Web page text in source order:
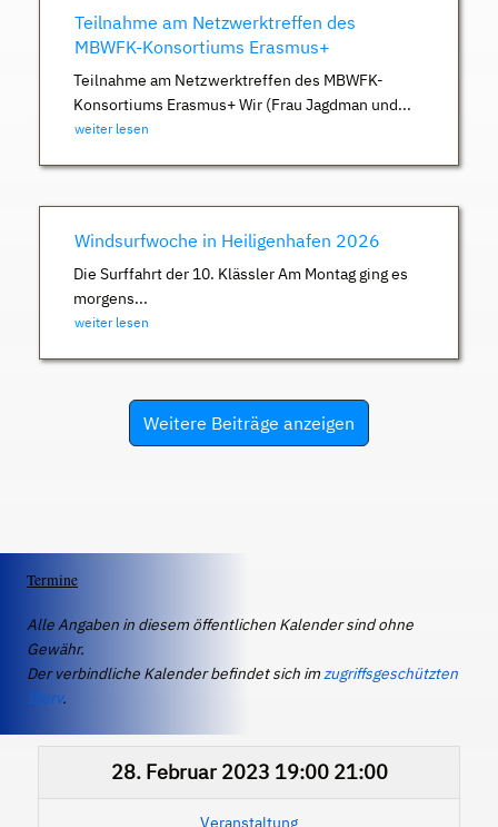
Teilnahme am Netzwerktreffen des
MBWFK-Konsortiums Erasmus+
Teilnahme am Netzwerktreffen des MBWFK-
Konsortiums Erasmus+ Wir (Frau Jagdman und...
weiter lesen
Windsurfwoche in Heiligenhafen 2026
Die Surffahrt der 10. Klässler Am Montag ging es
morgens...
weiter lesen
Weitere Beiträge anzeigen
Termine
Alle Angaben in diesem öffentlichen Kalender sind ohne
Gewähr.
Der verbindliche Kalender befindet sich imzugriffsgeschützten
IServ.
28. Februar 2023 19:00 21:00
Veranstaltung